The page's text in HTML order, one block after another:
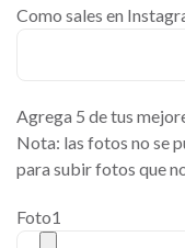
Como sales en
Agrega 5 de tus
Nota: las fotos no se
para subir fotos que
Foto1